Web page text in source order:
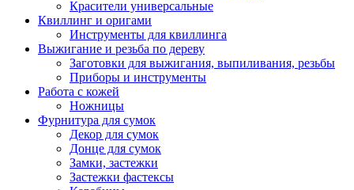
Красители универсальные
Квиллинг и оригами
Инструменты для квиллинга
Выжигание и резьба по дереву
Заготовки для выжигания, выпиливания, резьбы
Приборы и инструменты
Работа с кожей
Ножницы
Фурнитура для сумок
Декор для сумок
Донце для сумок
Замки, застежки
Застежки фастексы